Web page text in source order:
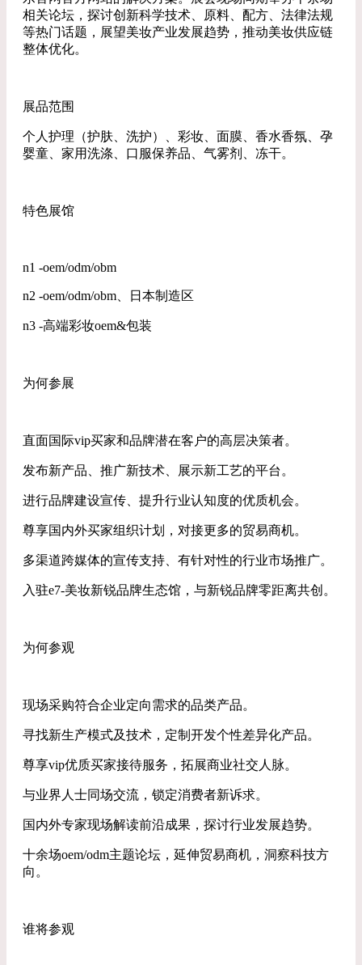
相关论坛，探讨创新科学技术、原料、配方、法律法规
等热门话题，展望美妆产业发展趋势，推动美妆供应链
整体优化。
展品范围
个人护理（护肤、洗护）、彩妆、面膜、香水香氛、孕
婴童、家用洗涤、口服保养品、气雾剂、冻干。
特色展馆
n1 -oem/odm/obm
n2 -oem/odm/obm、日本制造区
n3 -高端彩妆oem&包装
为何参展
直面国际vip买家和品牌潜在客户的高层决策者。
发布新产品、推广新技术、展示新工艺的平台。
进行品牌建设宣传、提升行业认知度的优质机会。
尊享国内外买家组织计划，对接更多的贸易商机。
多渠道跨媒体的宣传支持、有针对性的行业市场推广。
入驻e7-美妆新锐品牌生态馆，与新锐品牌零距离共创。
为何参观
现场采购符合企业定向需求的品类产品。
寻找新生产模式及技术，定制开发个性差异化产品。
尊享vip优质买家接待服务，拓展商业社交人脉。
与业界人士同场交流，锁定消费者新诉求。
国内外专家现场解读前沿成果，探讨行业发展趋势。
十余场oem/odm主题论坛，延伸贸易商机，洞察科技方
向。
谁将参观